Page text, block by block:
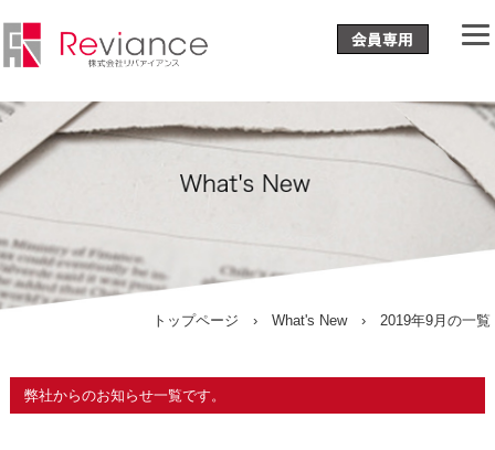
トップページ › What's New› 2019年9月の一覧
弊社からのお知らせ一覧です。